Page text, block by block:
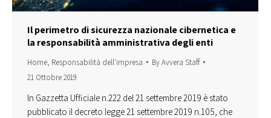
Il perimetro di sicurezza nazionale cibernetica e
la responsabilità amministrativa degli enti
Home, Responsabilità dell'impresa ByAvvera Staff
21 Ottobre 2019
In Gazzetta Ufficiale n.222 del 21 settembre 2019 è stato
pubblicato il decreto legge 21 settembre 2019 n.105, che